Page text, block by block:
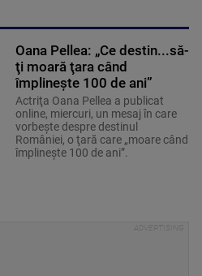
Oana Pellea: „Ce destin...să-
ţi moară ţara când
împlineşte 100 de ani”
Actriţa Oana Pellea a publicat
online, miercuri, un mesaj în care
vorbeşte despre destinul
României, o ţară care „moare când
împlineşte 100 de ani”.